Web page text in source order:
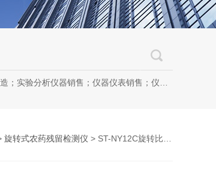
询、技术交流、技术转让、技术推广；软件开发；光污染治理服务；工程管理服务；电子专用设备制造；教学用模型及教具制造；教学用模型及教具销售；金属材料销售；通讯设备销售；通讯设备修理；五金产品制造；五金产品批发；五金产品零售；五金产品研发；信息咨询服务（不含许可类信息咨询服务）；信息技术咨询服务；物联网设备销售（除依法须经批准的项目外，凭营业执照依法自主开展经营活动）许可项目：房屋建筑和市政基础设施项目工程总承包；互联网平台（依法须经批准的项目，经相关部门批准后方可开展经营活动，具体经营项目以审批结果为准）
旋转式农药残留检测仪 > ST-NY12C旋转比色农药残留检测仪